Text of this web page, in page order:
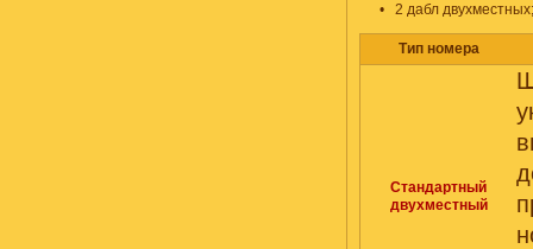
• 2 дабл двухместных;
Тип номера
Стандартный
двухместный